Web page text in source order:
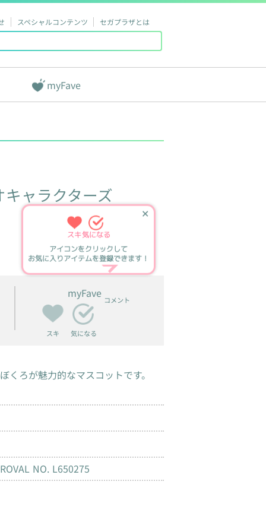
スペシャルコンテンツ セガプラザとは
myFave
キャラクターズ
✕
スキ気になる
アイコンをクリックして
お気に入りアイテムを登録できます！
myFave
スキ 気になる
コメント
くろが魅力的なマスコットです。
NO. L650275